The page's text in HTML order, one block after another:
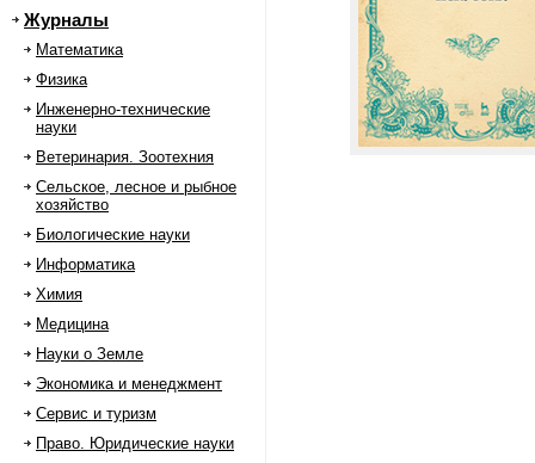
Журналы
Математика
Физика
Инженерно-технические
науки
Ветеринария. Зоотехния
Сельское, лесное и рыбное
хозяйство
Биологические науки
Информатика
Химия
Медицина
Науки о Земле
Экономика и менеджмент
Сервис и туризм
Право. Юридические науки